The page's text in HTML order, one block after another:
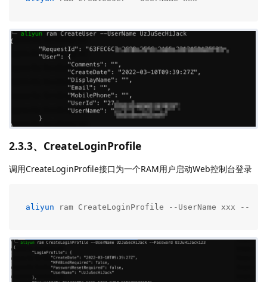
2.3.3、CreateLoginProfile
调用CreateLoginProfile接口为一个RAM用户启动Web控制台登录
aliyun ram CreateLoginProfile --UserName xxx --